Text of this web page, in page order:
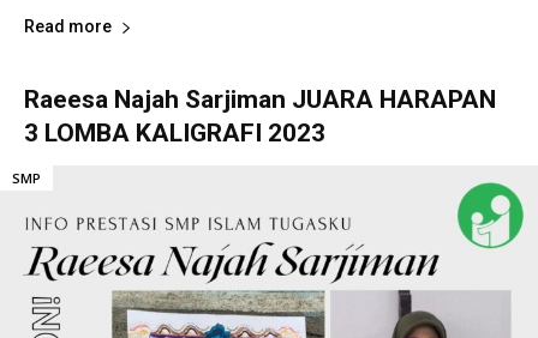
Read more
Raeesa Najah Sarjiman JUARA HARAPAN
3 LOMBA KALIGRAFI 2023
SMP